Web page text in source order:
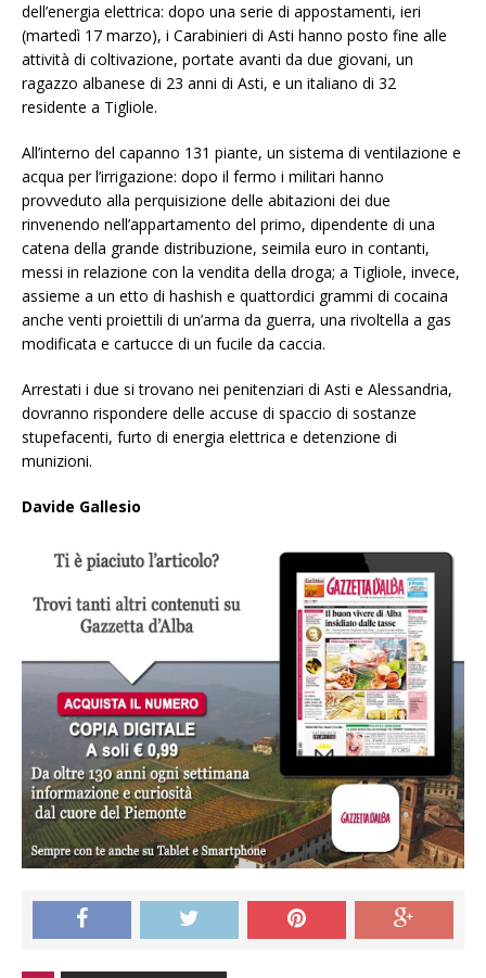
dell’energia elettrica: dopo una serie di appostamenti, ieri
(martedì 17 marzo), i Carabinieri di Asti hanno posto fine alle
attività di coltivazione, portate avanti da due giovani, un
ragazzo albanese di 23 anni di Asti, e un italiano di 32
residente a Tigliole.
All’interno del capanno 131 piante, un sistema di ventilazione e
acqua per l’irrigazione: dopo il fermo i militari hanno
provveduto alla perquisizione delle abitazioni dei due
rinvenendo nell’appartamento del primo, dipendente di una
catena della grande distribuzione, seimila euro in contanti,
messi in relazione con la vendita della droga; a Tigliole, invece,
assieme a un etto di hashish e quattordici grammi di cocaina
anche venti proiettili di un’arma da guerra, una rivoltella a gas
modificata e cartucce di un fucile da caccia.
Arrestati i due si trovano nei penitenziari di Asti e Alessandria,
dovranno rispondere delle accuse di spaccio di sostanze
stupefacenti, furto di energia elettrica e detenzione di
munizioni.
Davide Gallesio